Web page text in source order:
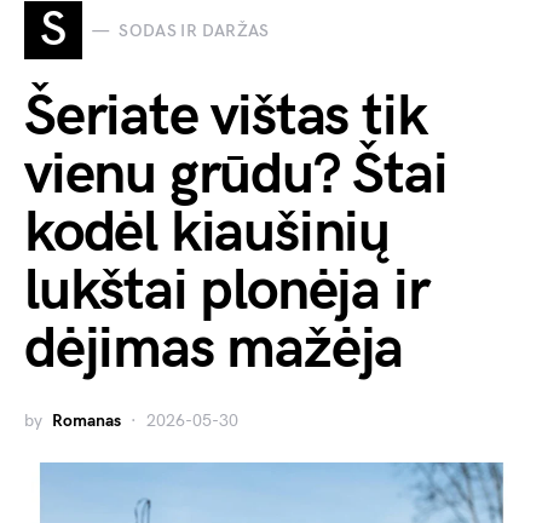
S SODAS IR DARŽAS
Šeriate vištas tik
vienu grūdu? Štai
kodėl kiaušinių
lukštai plonėja ir
dėjimas mažėja
by Romanas 2026-05-30